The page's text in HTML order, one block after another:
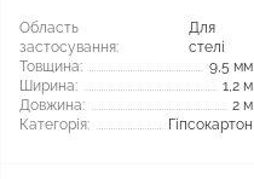
Область
застосування:
Для
стелі
Товщина:
9,5 мм
Ширина:
1,2 м
Довжина:
2 м
Категорія:
Гіпсокартон